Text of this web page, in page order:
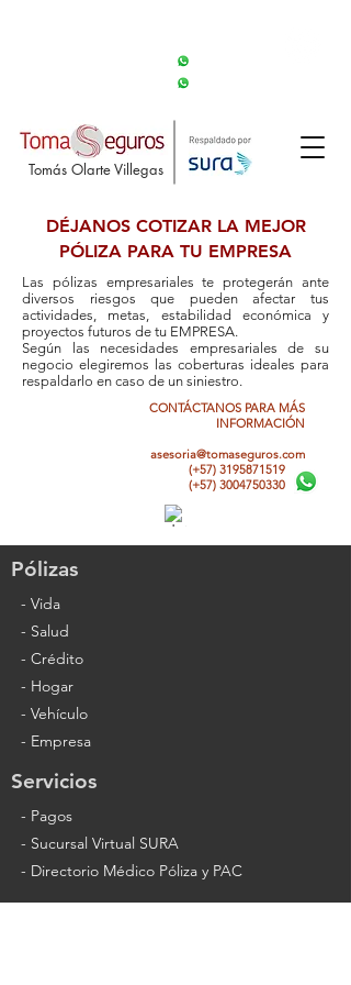
(+57) 3004750330
Tomás Olarte Villegas
DÉJANOS COTIZAR LA MEJOR
PÓLIZA PARA TU EMPRESA
Las pólizas empresariales te protegerán ante
diversos riesgos que pueden afectar tus
actividades, metas, estabilidad económica y
proyectos futuros de tu EMPRESA.
Según las necesidades empresariales de su
negocio elegiremos las coberturas ideales para
respaldarlo en caso de un siniestro.
CONTÁCTANOS PARA MÁS
INFORMACIÓN
asesoria@tomaseguros.com
(+57) 3195871519
(+57) 3004750330
Pólizas
- Vida
- Salud
- Crédito
- Hogar
- Vehículo
- Empresa
Servicios
- Pagos
- Sucursal Virtual SURA
- Directorio Médico Póliza y PAC
Contacto